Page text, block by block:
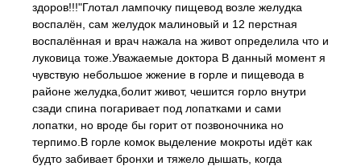
здоров!!!"Глотал лампочку пищевод возле желудка
воспалён, сам желудок малиновый и 12 перстная
воспалённая и врач нажала на живот определила что и
луковица тоже.Уважаемые доктора В данный момент я
чувствую небольшое жжение в горле и пищевода в
районе желудка,болит живот, чешится горло внутри
сзади спина погаривает под лопатками и сами
лопатки, но вроде бы горит от позвоночника но
терпимо.В горле комок выделение мокроты идёт как
будто забивает бронхи и тяжело дышать, когда